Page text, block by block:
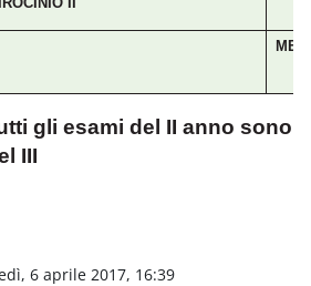
gli esami del II anno sono p
III
6 aprile 2017, 16:39